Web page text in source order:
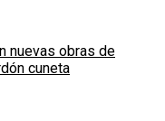
nuevas obras de
cuneta